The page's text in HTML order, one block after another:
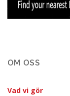
OM OSS
Vad vi gör